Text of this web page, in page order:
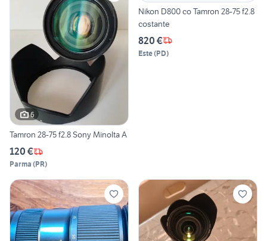
6
Tamron 28-75 f2.8 Sony Minolta A
120 €
Parma (PR)
Nikon D800 co Tamron 28-75 f2.8
costante
820 €
Este(PD)